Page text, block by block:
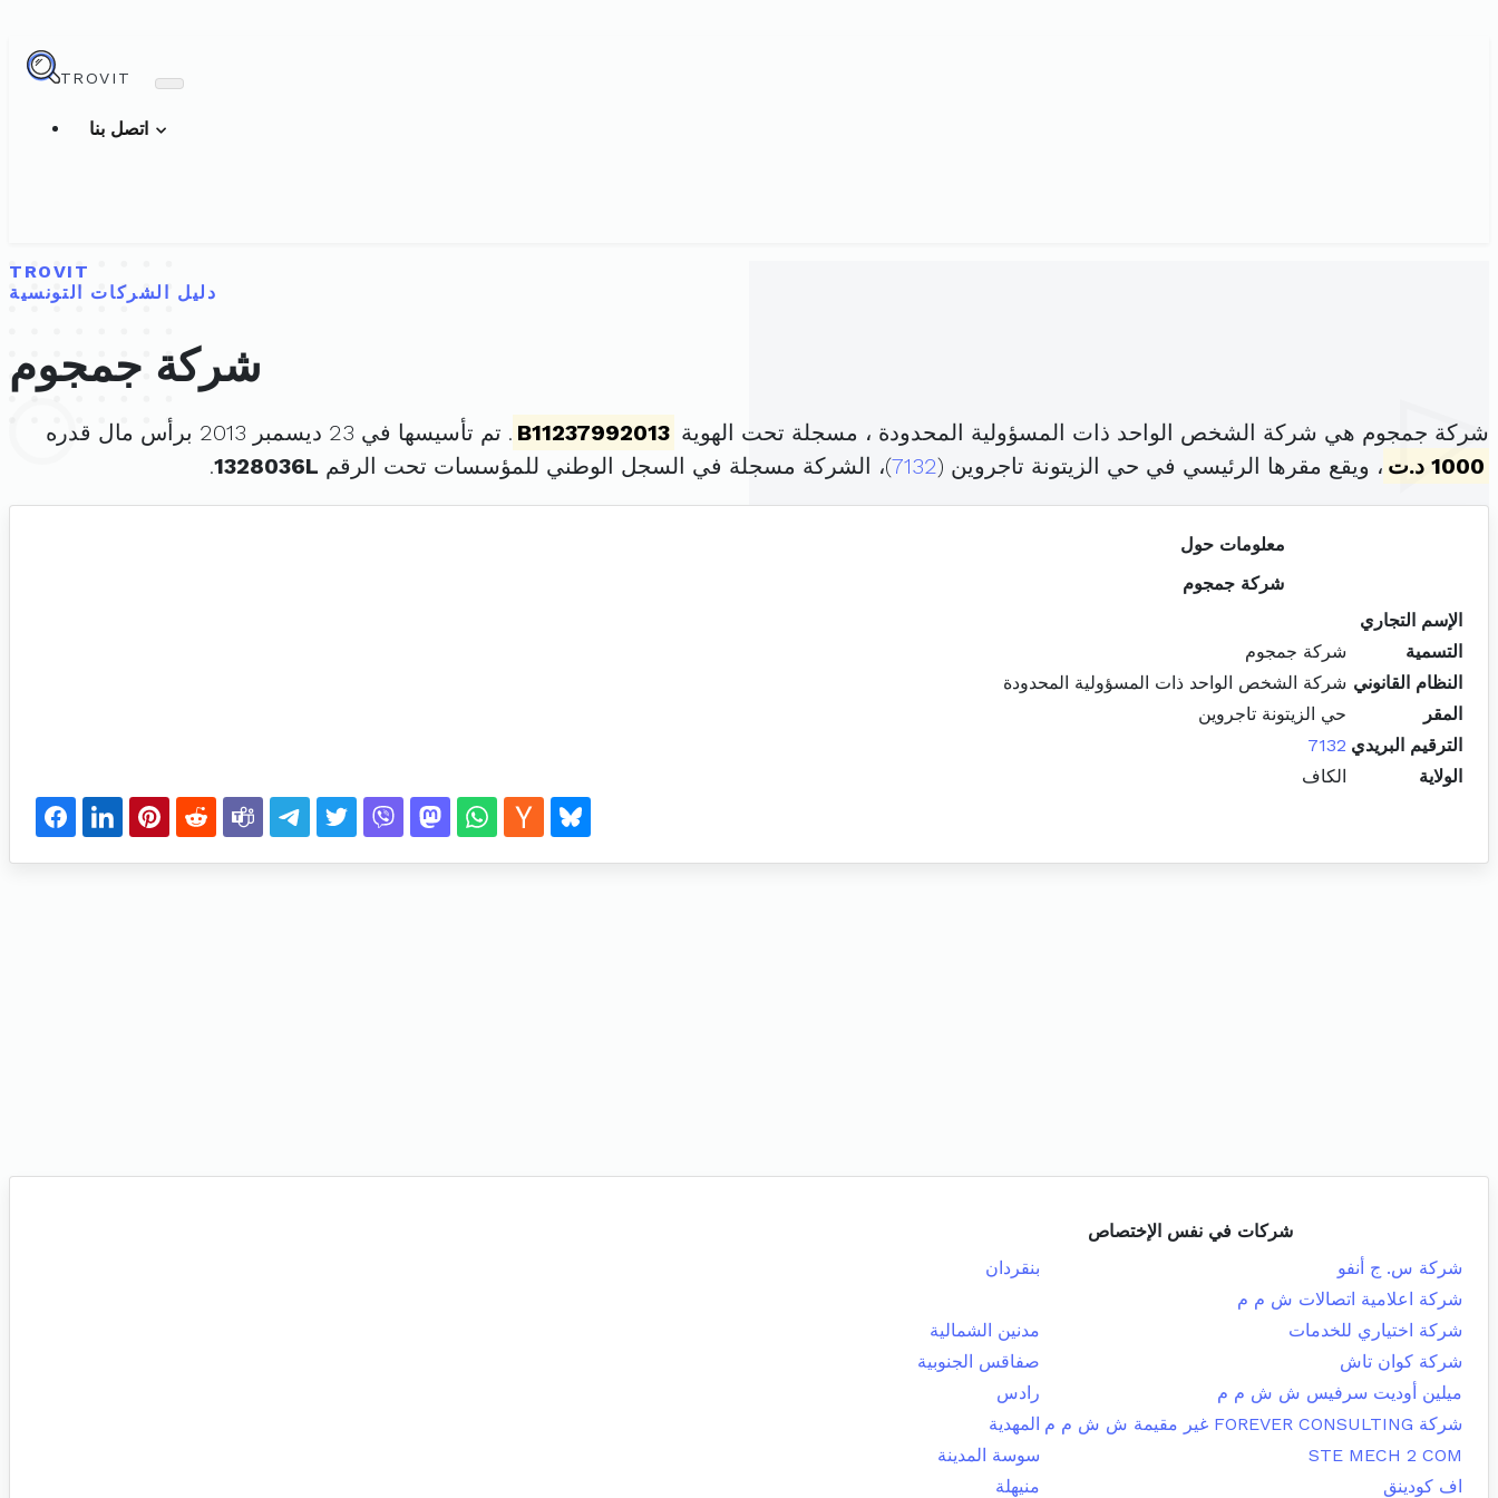
TROVIT
TROVIT
دليل الشركات التونسية
شركة جمجوم
شركة جمجوم هي شركة الشخص الواحد ذات المسؤولية المحدودة ، مسجلة تحت الهوية B11237992013 . تم تأسيسها في 23 ديسمبر 2013 برأس مال قدره
1000 د.ت
، ويقع مقرها الرئيسي في حي الزيتونة تاجروين (7132)، الشركة مسجلة في السجل الوطني للمؤسسات تحت الرقم 1328036L
.
معلومات حول
شركة جمجوم
الإسم التجاري
التسمية
شركة جمجوم
النظام القانوني شركة الشخص الواحد ذات المسؤولية المحدودة
المقر
حي الزيتونة تاجروين
الترقيم البريدي 7132
الولاية
الكاف
شركات في نفس الإختصاص
شركة س. ج أنفو
بنقردان
شركة اعلامية اتصالات ش م م
شركة اختياري للخدمات
مدنين الشمالية
شركة كوان تاش
صفاقس الجنوبية
ميلين أوديت سرفيس ش ش م م
رادس
شركة FOREVER CONSULTING غير مقيمة ش ش م م
المهدية
STE MECH 2 COM
سوسة المدينة
اف كودينق
منيهلة